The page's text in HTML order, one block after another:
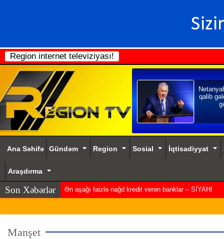
Region internet televiziyası!
qalib
Ana Səhifə Gündəm Region Sosial İqtisadiyyat
Araşdırma
Son Xəbərlər İranla&n
Manşet